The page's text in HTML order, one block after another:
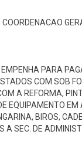
PARA
COM SOB
A REFORMA,
EQUIPAMENTO EM
BIROS,
A SEC. DE